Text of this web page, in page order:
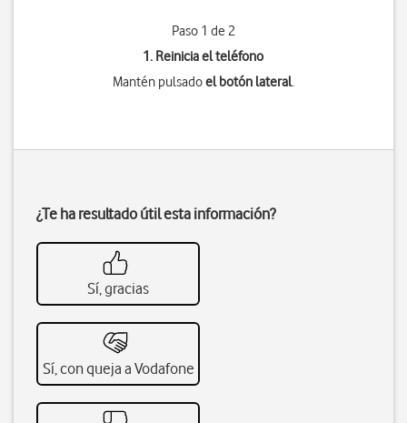
Paso 1 de 2
1. Reinicia el teléfono
Mantén pulsadoel botón lateral.
¿Te ha resultado útil esta información?
Sí, gracias
Sí, con queja a Vodafone